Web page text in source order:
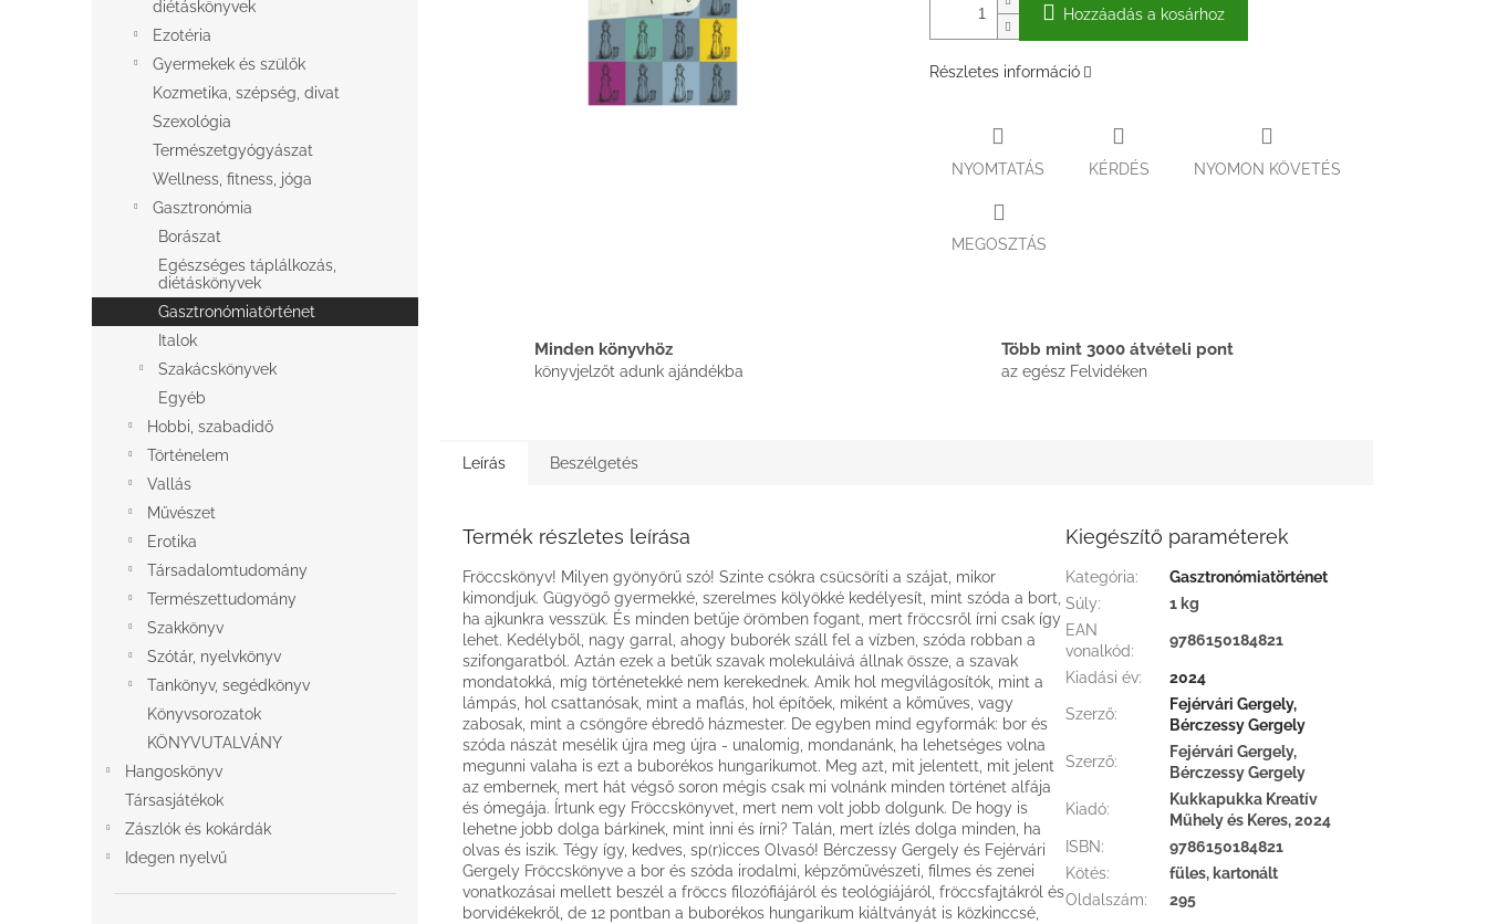
diétáskönyvek
Ezotéria
Gyermekek és szülők
Kozmetika, szépség, divat
Szexológia
Természetgyógyászat
Wellness, fitness, jóga
Gasztronómia
Borászat
Egészséges táplálkozás,
diétáskönyvek
Gasztronómiatörténet
Italok
Szakácskönyvek
Egyéb
Hobbi, szabadidő
Történelem
Vallás
Művészet
Erotika
Társadalomtudomány
Természettudomány
Szakkönyv
Szótár, nyelvkönyv
Tankönyv, segédkönyv
Könyvsorozatok
KÖNYVUTALVÁNY
Hangoskönyv
Társasjátékok
Zászlók és kokárdák
Idegen nyelvű
Hozzáadás a kosárhoz
Részletes információ
NYOMTATÁS KÉRDÉS NYOMON KÖVETÉS
MEGOSZTÁS
Minden könyvhöz
könyvjelzőt adunk ajándékba
Több mint 3000 átvételi pont
az egész Felvidéken
Leírás Beszélgetés
Termék részletes leírása
Fröccskönyv! Milyen gyönyörű szó! Szinte csókra csücsöríti a szájat, mikor
kimondjuk. Gügyögő gyermekké, szerelmes kölyökké kedélyesít, mint szóda a bort,
ha ajkunkra vesszük. És minden betűje örömben fogant, mert fröccsről írni csak így
lehet. Kedélyből, nagy garral, ahogy buborék száll fel a vízben, szóda robban a
szifongaratból. Aztán ezek a betűk szavak molekuláivá állnak össze, a szavak
mondatokká, míg történetekké nem kerekednek. Amik hol megvilágosítók, mint a
lámpás, hol csattanósak, mint a maflás, hol építőek, miként a kőműves, vagy
zabosak, mint a csöngőre ébredő házmester. De egyben mind egyformák: bor és
szóda nászát mesélik újra meg újra - unalomig, mondanánk, ha lehetséges volna
megunni valaha is ezt a buborékos hungarikumot. Meg azt, mit jelentett, mit jelent
az embernek, mert hát végső soron mégis csak mi volnánk minden történet alfája
és ómegája. Írtunk egy Fröccskönyvet, mert nem volt jobb dolgunk. De hogy is
lehetne jobb dolga bárkinek, mint inni és írni? Talán, mert ízlés dolga minden, ha
olvas és iszik. Tégy így, kedves, sp(r)icces Olvasó! Bérczessy Gergely és Fejérvári
Gergely Fröccskönyve a bor és szóda irodalmi, képzőművészeti, filmes és zenei
vonatkozásai mellett beszél a fröccs filozófiájáról és teológiájáról, fröccsfajtákról és
borvidékekről, de 12 pontban a buborékos hungarikum kiáltványát is közkinccsé,
Kiegészítő paraméterek
Kategória:
Gasztronómiatörténet
Súly:
1 kg
EAN
vonalkód:
9786150184821
Kiadási év: 2024
Szerző:
Fejérvári Gergely,
Bérczessy Gergely
Szerző:
Fejérvári Gergely,
Bérczessy Gergely
Kiadó:
Kukkapukka Kreatív
Műhely és Keres, 2024
ISBN:
9786150184821
Kötés:
füles, kartonált
Oldalszám: 295